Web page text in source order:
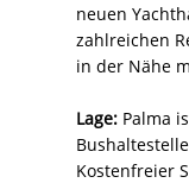
neuen
zahlreichen
in der Nähe
Lage: Palma
Kostenfreier